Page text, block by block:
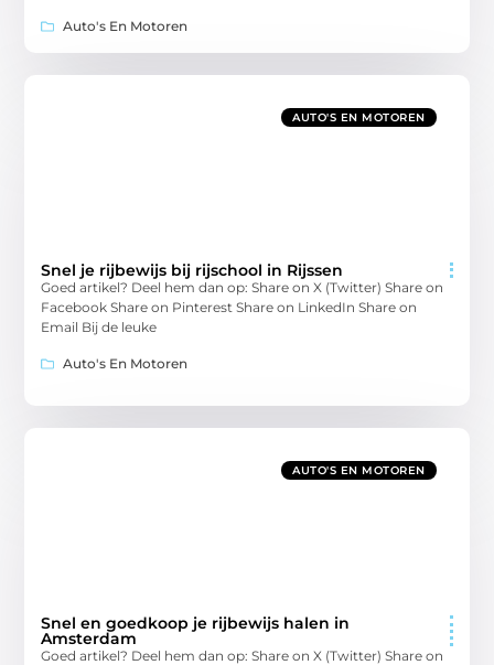
Auto's En Motoren
AUTO'S EN MOTOREN
Snel je rijbewijs bij rijschool in Rijssen
Goed artikel? Deel hem dan op: Share on X (Twitter) Share on
Facebook Share on Pinterest Share on LinkedIn Share on
Email Bij de leuke
Auto's En Motoren
AUTO'S EN MOTOREN
Snel en goedkoop je rijbewijs halen in
Amsterdam
Goed artikel? Deel hem dan op: Share on X (Twitter) Share on